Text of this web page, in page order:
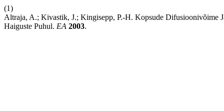
(1)
Altraja, A.; Kivastik, J.; Kingisepp, P.-H. Kopsude Difusioonivõime
Haiguste Puhul. EA 2003.